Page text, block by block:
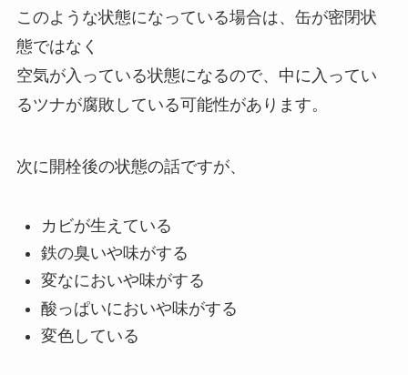
このような状態になっている場合は、缶が密閉状
態ではなく
空気が入っている状態になるので、中に入ってい
るツナが腐敗している可能性があります。
次に開栓後の状態の話ですが、
カビが生えている
鉄の臭いや味がする
変なにおいや味がする
酸っぱいにおいや味がする
変色している